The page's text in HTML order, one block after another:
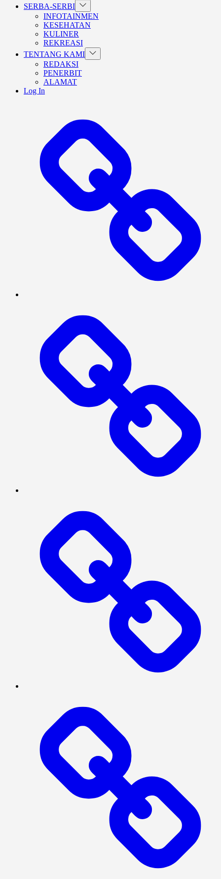
SERBA-SERBI Show
sub
menu
INFOTAINMEN
KESEHATAN
KULINER
REKREASI
TENTANG KAMI Show
sub
REDAKSI
PENERBIT
ALAMAT
Log In